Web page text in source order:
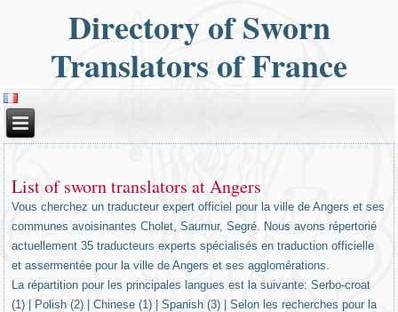
Directory of Sworn
Translators of France
List of sworn translators at Angers
Vous cherchez un traducteur expert officiel pour la ville de Angers et ses
communes avoisinantes Cholet, Saumur, Segré. Nous avons répertorié
actuellement 35 traducteurs experts spécialisés en traduction officielle
et assermentée pour la ville de Angers et ses agglomérations.
La répartition pour les principales langues est la suivante: Serbo-croat
(1) | Polish (2) | Chinese (1) | Spanish (3) | Selon les recherches pour la